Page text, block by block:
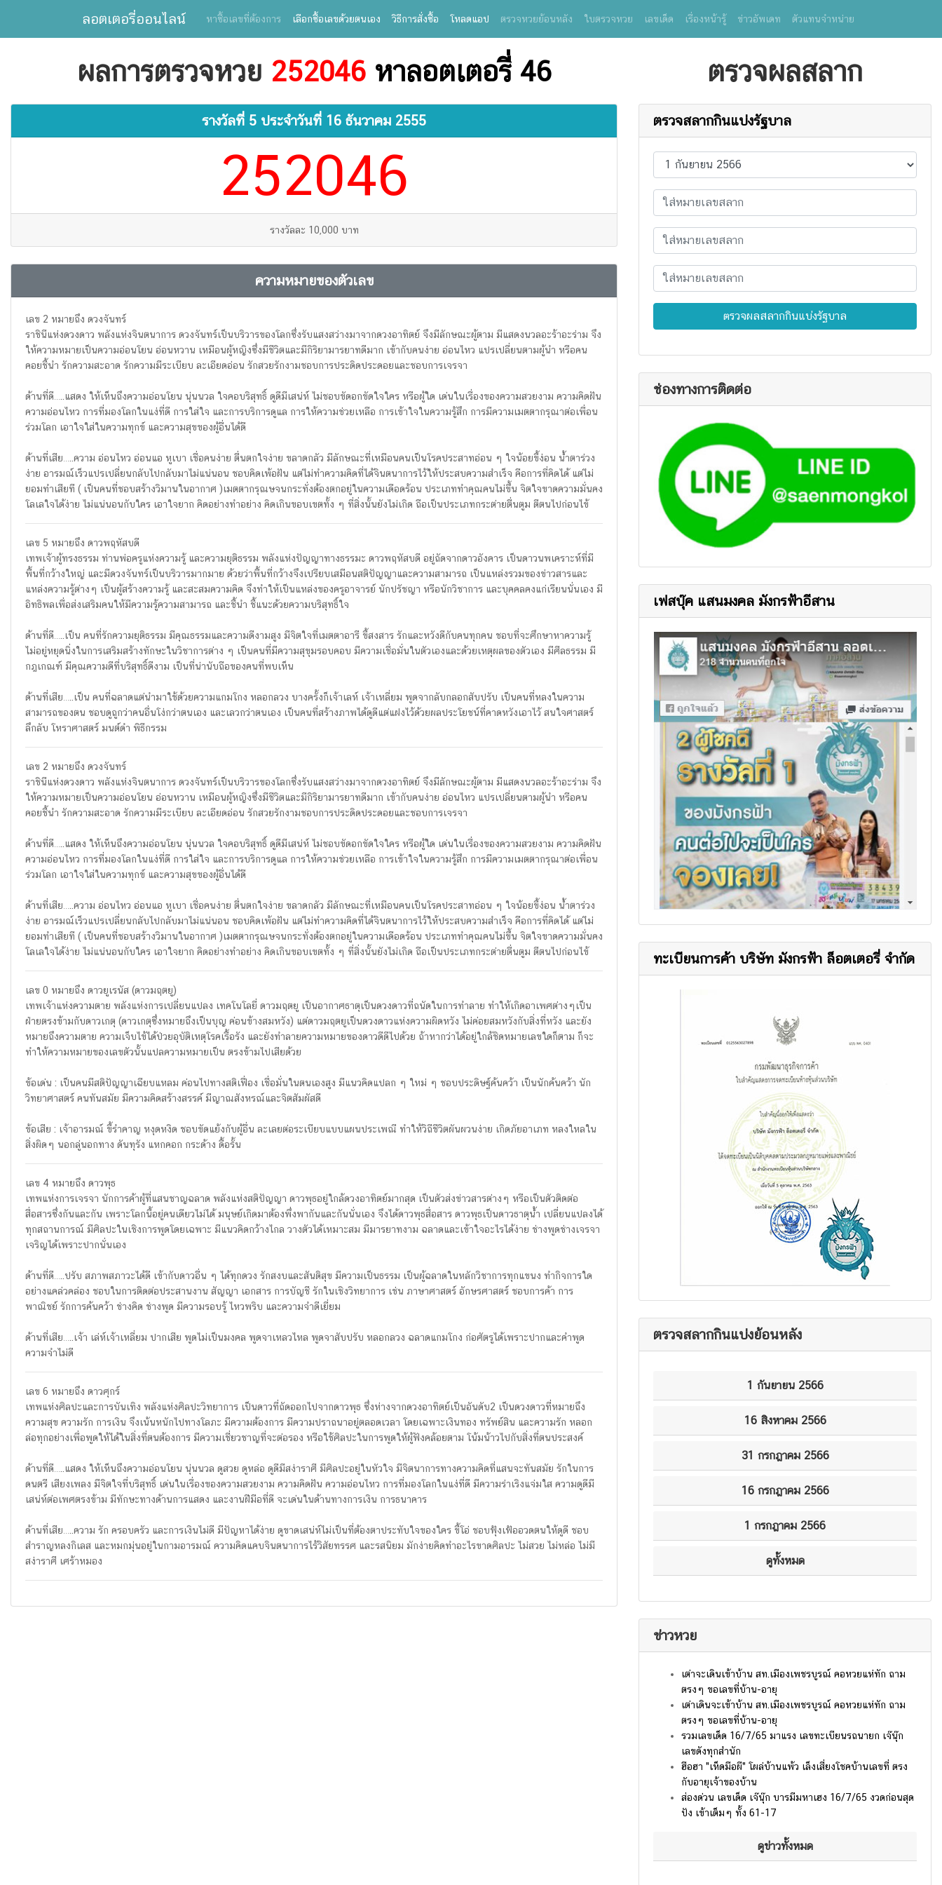
ลอตเตอรี่ออนไลน์ หาซื้อเลขที่ต้องการ เลือกซื้อเลขด้วยตนเอง วิธีการสั่งซื้อ โหลดแอป ตรวจหวยย้อนหลัง ใบตรวจหวย เลขเด็ด เรื่องหน้ารู้ ข่าวอัพเดท ตัวแทนจำหน่าย
ผลการตรวจหวย 252046 หาลอตเตอรี่ 46
รางวัลที่ 5 ประจำวันที่ 16 ธันวาคม 2555
252046
รางวัลละ 10,000 บาท
ความหมายของตัวเลข
เลข 2 หมายถึง ดวงจันทร์
ราชินีแห่งดวงดาว พลังแห่งจินตนาการ ดวงจันทร์เป็นบริวารของโลกซึ่งรับแสงสว่างมาจากดวงอาทิตย์ จึงมีลักษณะผู้ตาม มีแสดงนวลอะร้าอะร่าม จึง
ให้ความหมายเป็นความอ่อนโยน อ่อนหวาน เหมือนผู้หญิงซึ่งมีชีวิตและมีกิริยามารยาทดีมาก เข้ากับคนง่าย อ่อนไหว แปรเปลี่ยนตามผู้นำ หรือคน
คอยชี้นำ รักความสะอาด รักความมีระเบียบ ละเอียดอ่อน รักสวยรักงามชอบการประดิดประดอยและชอบการเจรจา
ด้านที่ดี…..แสดง ให้เห็นถึงความอ่อนโยน นุ่นนวล ใจคอบริสุทธิ์ ดูดีมีเสน่ห์ ไม่ชอบขัดอกขัดใจใคร หรือผู้ใด เด่นในเรื่องของความสวยงาม ความคิดฝัน
ความอ่อนไหว การที่มองโลกในแง่ที่ดี การใส่ใจ และการบริการดูแล การให้ความช่วยเหลือ การเข้าใจในความรู้สึก การมีความเมตตากรุณาต่อเพื่อน
ร่วมโลก เอาใจใส่ในความทุกข์ และความสุขของผู้อื่นได้ดี
ด้านที่เสีย…..ความ อ่อนไหว อ่อนแอ หูเบา เชื่อคนง่าย ตื่นตกใจง่าย ขลาดกลัว มีลักษณะที่เหมือนคนเป็นโรคประสาทอ่อน ๆ ใจน้อยขี้ง่อน น้ำตาร่วง
ง่าย อารมณ์เร็วแปรเปลี่ยนกลับไปกลับมาไม่แน่นอน ชอบคิดเพ้อฝัน แต่ไม่ทำความคิดที่ได้จินตนาการไว้ให้ประสบความสำเร็จ คือการที่คิดได้ แต่ไม่
ยอมทำเสียที ( เป็นคนที่ชอบสร้างวิมานในอากาศ )เมตตากรุณษจนกระทั่งต้องตกอยู่ในความเดือดร้อน ประเภททำคุณคนไม่ขึ้น จิตใจขาดความมั่นคง
โลเลใจได้ง่าย ไม่แน่นอนกับใคร เอาใจยาก คิดอย่างทำอย่าง คิดเกินขอบเขตทั้ง ๆ ที่สิ่งนั้นยังไม่เกิด ถือเป็นประเภทกระต่ายตื่นตูม ตีตนไปก่อนไข้
เลข 5 หมายถึง ดาวพฤหัสบดี
เทพเจ้าผู้ทรงธรรม ท่านพ่อครูแห่งความรู้ และความยุติธรรม พลังแห่งปัญญาทางธรรมะ ดาวพฤหัสบดี อยู่ถัดจากดาวอังคาร เป็นดาวนพเคราะห์ที่มี
พื้นที่กว้างใหญ่ และมีดวงจันทร์เป็นบริวารมากมาย ด้วยว่าพื้นที่กว้างจึงเปรียบเสมือนสติปัญญาและความสามารถ เป็นแหล่งรวมของข่าวสารและ
แหล่งความรู้ต่างๆ เป็นผู้สร้างความรู้ และสะสมความคิด จึงทำให้เป็นแหล่งของครูอาจารย์ นักปรัชญา หรือนักวิชาการ และบุคคลคงแก่เรียนนั่นเอง มี
อิทธิพลเพื่อส่งเสริมคนให้มีความรู้ความสามารถ และชี้นำ ชี้แนะด้วยความบริสุทธิ์ใจ
ด้านที่ดี…..เป็น คนที่รักความยุติธรรม มีคุณธรรมและความดีงามสูง มีจิตใจที่เมตตาอารี ขี้สงสาร รักและหวังดีกับคนทุกคน ชอบที่จะศึกษาหาความรู้
ไม่อยู่หยุดนิ่งในการเสริมสร้างทักษะในวิชาการต่าง ๆ เป็นคนที่มีความสุขุมรอบคอบ มีความเชื่อมั่นในตัวเองและด้วยเหตุผลของตัวเอง มีศีลธรรม มี
กฎเกณฑ์ มีคุณความดีที่บริสุทธิ์ดีงาม เป็นที่น่านับถือของคนที่พบเห็น
ด้านที่เสีย…..เป็น คนที่ฉลาดแต่นำมาใช้ด้วยความแกมโกง หลอกลวง บางครั้งก็เจ้าเลห์ เจ้าเหลี่ยม พูดจากลับกลอกสับปรับ เป็นคนที่หลงในความ
สามารถของตน ชอบดูถูกว่าคนอื่นโง่กว่าตนเอง และเลวกว่าตนเอง เป็นคนที่สร้างภาพได้ดูดีแต่แฝงไว้ด้วยผลประโยชน์ที่คาดหวังเอาไว้ สนใจศาสตร์
ลึกลับ โหราศาสตร์ มนต์ดำ พิธีกรรม
เลข 2 หมายถึง ดวงจันทร์
ราชินีแห่งดวงดาว พลังแห่งจินตนาการ ดวงจันทร์เป็นบริวารของโลกซึ่งรับแสงสว่างมาจากดวงอาทิตย์ จึงมีลักษณะผู้ตาม มีแสดงนวลอะร้าอะร่าม จึง
ให้ความหมายเป็นความอ่อนโยน อ่อนหวาน เหมือนผู้หญิงซึ่งมีชีวิตและมีกิริยามารยาทดีมาก เข้ากับคนง่าย อ่อนไหว แปรเปลี่ยนตามผู้นำ หรือคน
คอยชี้นำ รักความสะอาด รักความมีระเบียบ ละเอียดอ่อน รักสวยรักงามชอบการประดิดประดอยและชอบการเจรจา
ด้านที่ดี…..แสดง ให้เห็นถึงความอ่อนโยน นุ่นนวล ใจคอบริสุทธิ์ ดูดีมีเสน่ห์ ไม่ชอบขัดอกขัดใจใคร หรือผู้ใด เด่นในเรื่องของความสวยงาม ความคิดฝัน
ความอ่อนไหว การที่มองโลกในแง่ที่ดี การใส่ใจ และการบริการดูแล การให้ความช่วยเหลือ การเข้าใจในความรู้สึก การมีความเมตตากรุณาต่อเพื่อน
ร่วมโลก เอาใจใส่ในความทุกข์ และความสุขของผู้อื่นได้ดี
ด้านที่เสีย…..ความ อ่อนไหว อ่อนแอ หูเบา เชื่อคนง่าย ตื่นตกใจง่าย ขลาดกลัว มีลักษณะที่เหมือนคนเป็นโรคประสาทอ่อน ๆ ใจน้อยขี้ง่อน น้ำตาร่วง
ง่าย อารมณ์เร็วแปรเปลี่ยนกลับไปกลับมาไม่แน่นอน ชอบคิดเพ้อฝัน แต่ไม่ทำความคิดที่ได้จินตนาการไว้ให้ประสบความสำเร็จ คือการที่คิดได้ แต่ไม่
ยอมทำเสียที ( เป็นคนที่ชอบสร้างวิมานในอากาศ )เมตตากรุณษจนกระทั่งต้องตกอยู่ในความเดือดร้อน ประเภททำคุณคนไม่ขึ้น จิตใจขาดความมั่นคง
โลเลใจได้ง่าย ไม่แน่นอนกับใคร เอาใจยาก คิดอย่างทำอย่าง คิดเกินขอบเขตทั้ง ๆ ที่สิ่งนั้นยังไม่เกิด ถือเป็นประเภทกระต่ายตื่นตูม ตีตนไปก่อนไข้
เลข 0 หมายถึง ดาวยูเรนัส (ดาวมฤตยู)
เทพเจ้าแห่งความตาย พลังแห่งการเปลี่ยนแปลง เทคโนโลยี่ ดาวมฤตยู เป็นอากาศธาตุเป็นดวงดาวที่ถนัดในการทำลาย ทำให้เกิดอาเพศต่างๆเป็น
ฝ่ายตรงข้ามกับดาวเกตุ (ดาวเกตุซึ่งหมายถึงเป็นบุญ ค่อนข้างสมหวัง) แต่ดาวมฤตยูเป็นดวงดาวแห่งความผิดหวัง ไม่ค่อยสมหวังกับสิ่งที่หวัง และยัง
หมายถึงความตาย ความเจ็บไข้ได้ป่วยอุบัติเหตุโรคเรื้อรัง และยังทำลายความหมายของดาวดีดีไปด้วย ถ้าหากว่าได้อยู่ใกล้ชิดหมายเลขใดก็ตาม ก็จะ
ทำให้ความหมายของเลขตัวนั้นแปลความหมายเป็น ตรงข้ามไปเสียด้วย
ข้อเด่น : เป็นคนมีสติปัญญาเฉียบแหลม ค่อนไปทางสติเฟื่อง เชื่อมั่นในตนเองสูง มีแนวคิดแปลก ๆ ใหม่ ๆ ชอบประดิษฐ์ค้นคว้า เป็นนักค้นคว้า นัก
วิทยาศาสตร์ คนทันสมัย มีความคิดสร้างสรรค์ มีญาณสังหรณ์และจิตสัมผัสดี
ข้อเสีย : เจ้าอารมณ์ ขี้รำคาญ หงุดหงิด ชอบขัดแย้งกับผู้อื่น ละเลยต่อระเบียบแบบแผนประเพณี ทำให้วิถีชีวิตผันผวนง่าย เกิดภัยอาเภท หลงใหลใน
สิ่งผิดๆ นอกลู่นอกทาง ดันทุรัง แหกคอก กระด้าง ดื้อรั้น
เลข 4 หมายถึง ดาวพุธ
เทพแห่งการเจรจา นักการค้าผู้ที่แสนชาญฉลาด พลังแห่งสติปัญญา ดาวพุธอยู่ใกล้ดวงอาทิตย์มากสุด เป็นตัวส่งข่าวสารต่างๆ หรือเป็นตัวติดต่อ
สื่อสารซึ่งกันและกัน เพราะโลกนี้อยู่คนเดียวไม่ได้ มนุษย์เกิดมาต้องพึ่งพากันและกันนั่นเอง จึงได้ดาวพุธสื่อสาร ดาวพุธเป็นดาวธาตุน้ำ เปลี่ยนแปลงได้
ทุกสถานการณ์ มีศิลปะในเชิงการพูดโดยเฉพาะ มีแนวคิดกว้างไกล วางตัวได้เหมาะสม มีมารยาทงาม ฉลาดและเข้าใจอะไรได้ง่าย ช่างพูดช่างเจรจา
เจริญได้เพราะปากนั่นเอง
ด้านที่ดี…..ปรับ สภาพสภาวะได้ดี เข้ากับดาวอื่น ๆ ได้ทุกดวง รักสงบและสันติสุข มีความเป็นธรรม เป็นผู้ฉลาดในหลักวิชาการทุกแขนง ทำกิจการใด
อย่างแคล่วคล่อง ชอบในการติดต่อประสานงาน สัญญา เอกสาร การบัญชี รักในเชิงวิทยาการ เช่น ภาษาศาสตร์ อักษรศาสตร์ ชอบการค้า การ
พาณิชย์ รักการค้นคว้า ช่างคิด ช่างพูด มีความรอบรู้ ไหวพริบ และความจำดีเยี่ยม
ด้านที่เสีย…..เจ้า เล่ห์เจ้าเหลี่ยม ปากเสีย พูดไม่เป็นมงคล พูดจาเหลวไหล พูดจาสับปรับ หลอกลวง ฉลาดแกมโกง ก่อศัตรูได้เพราะปากและคำพูด
ความจำไม่ดี
เลข 6 หมายถึง ดาวศุกร์
เทพแห่งศิลปะและการบันเทิง พลังแห่งศิลปะวิทยาการ เป็นดาวที่ถัดออกไปจากดาวพุธ ซึ่งห่างจากดวงอาทิตย์เป็นอันดับ2 เป็นดวงดาวที่หมายถึง
ความสุข ความรัก การเงิน จึงเน้นหนักไปทางโลภะ มีความต้องการ มีความปราถนาอยู่ตลอดเวลา โดยเฉพาะเงินทอง ทรัพย์สิน และความรัก หลอก
ล่อทุกอย่างเพื่อพูดให้ได้ในสิ่งที่ตนต้องการ มีความเชี่ยวชาญที่จะต่อรอง หรือใช้ศิลปะในการพูดให้ผู้ฟังคล้อยตาม โน้มน้าวไปกับสิ่งที่ตนประสงค์
ด้านที่ดี…..แสดง ให้เห็นถึงความอ่อนโยน นุ่นนวล ดูสวย ดูหล่อ ดูดีมีสง่าราศี มีศิลปะอยู่ในหัวใจ มีจิตนาการทางความคิดที่แสนจะทันสมัย รักในการ
ดนตรี เสียงเพลง มีจิตใจที่บริสุทธิ์ เด่นในเรื่องของความสวยงาม ความคิดฝัน ความอ่อนไหว การที่มองโลกในแง่ที่ดี มีความร่าเริงแจ่มใส ความดูดีมี
เสน่ห์ต่อเพศตรงข้าม มีทักษะทางด้านการแสดง และงานฝีมือที่ดี จะเด่นในด้านทางการเงิน การธนาคาร
ด้านที่เสีย…..ความ รัก ครอบครัว และการเงินไม่ดี มีปัญหาได้ง่าย ดูขาดเสน่ห์ไม่เป็นที่ต้องตาประทับใจของใคร ขี้โอ่ ชอบฟุ้งเฟ้ออวดตนให้ดูดี ชอบ
สำราญหลงกิเลส และหมกมุ่นอยู่ในกามอารมณ์ ความคิดแคบจินตนาการไร้วิสัยทรรศ และรสนิยม มักง่ายคิดทำอะไรขาดศิลปะ ไม่สวย ไม่หล่อ ไม่มี
สง่าราศี เศร้าหมอง
ตรวจผลสลาก
ตรวจสลากกินแบ่งรัฐบาล
ตรวจผลสลากกินแบ่งรัฐบาล
ช่องทางการติดต่อ
เฟสบุ๊ค แสนมงคล มังกรฟ้าอีสาน
ทะเบียนการค้า บริษัท มังกรฟ้า ล็อตเตอรี่ จำกัด
ตรวจสลากกินแบ่งย้อนหลัง
1 กันยายน 2566
16 สิงหาคม 2566
31 กรกฎาคม 2566
16 กรกฎาคม 2566
1 กรกฎาคม 2566
ดูทั้งหมด
ข่าวหวย
เต่าจะเดินเข้าบ้าน สท.เมืองเพชรบูรณ์ คอหวยแห่ทัก ถาม
ตรงๆ ขอเลขที่บ้าน-อายุ
เต่าเดินจะเข้าบ้าน สท.เมืองเพชรบูรณ์ คอหวยแห่ทัก ถาม
ตรงๆ ขอเลขที่บ้าน-อายุ
รวมเลขเด็ด 16/7/65 มาแรง เลขทะเบียนรถนายก เจ๊นุ๊ก
เลขดังทุกสำนัก
ฮือฮา "เห็ดมือผี" โผล่บ้านแพ้ว เล็งเสี่ยงโชคบ้านเลขที่ ตรง
กับอายุเจ้าของบ้าน
ส่องด่วน เลขเด็ด เจ๊นุ๊ก บารมีมหาเฮง 16/7/65 งวดก่อนสุด
ปัง เข้าเต็มๆ ทั้ง 61-17
ดูข่าวทั้งหมด